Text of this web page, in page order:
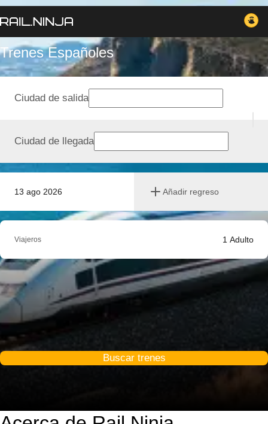
Trenes Españoles
13 ago 2026 Añadir regreso
Ciudad de salida
Ciudad de llegada
Viajeros 1 Adulto
Buscar trenes